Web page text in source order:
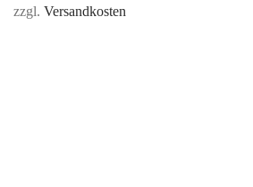
zzgl. Versandkosten